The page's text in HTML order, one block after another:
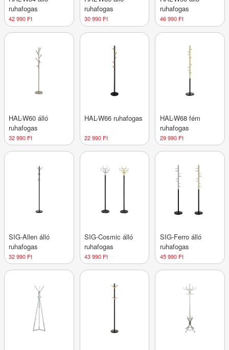
ruhafogas
42 990 Ft
ruhafogas
30 990 Ft
ruhafogas
46 990 Ft
HAL-W60 álló
ruhafogas
32 990 Ft
HAL-W66 ruhafogas
22 990 Ft
HAL-W68 fém
ruhafogas
29 990 Ft
SIG-Allen álló
ruhafogas
32 990 Ft
SIG-Cosmic álló
ruhafogas
43 990 Ft
SIG-Ferro álló
ruhafogas
45 990 Ft